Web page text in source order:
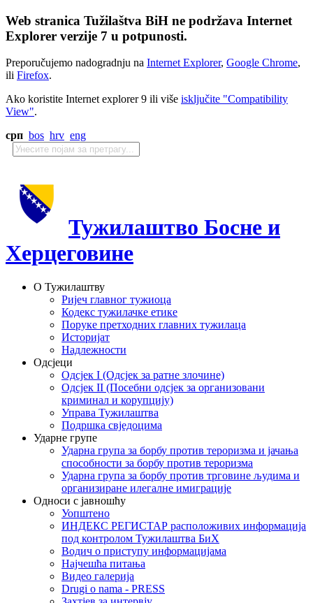
Web stranica Tužilaštva BiH ne podržava Internet
Explorer verzije 7 u potpunosti.
Preporučujemo nadogradnju na Internet Explorer, Google Chrome,
ili Firefox.
Ako koristite Internet explorer 9 ili više isključite "Compatibility
View".
срп bos hrv eng
Тужилаштво Босне и
Херцеговине
О Тужилаштву
Ријеч главног тужиоца
Кодекс тужилачке етике
Поруке претходних главних тужилаца
Историјат
Надлежности
Одсјеци
Одсјек I (Одсјек за ратне злочине)
Одсјек II (Посебни одсјек за организовани
криминал и корупцију)
Управа Тужилаштва
Подршка свједоцима
Ударне групе
Ударна група за борбу против тероризма и јачања
способности за борбу против тероризма
Ударна група за борбу против трговине људима и
организиране илегалне имиграције
Односи с јавношћу
Уопштено
ИНДЕКС РЕГИСТАР расположивих информација
под контролом Тужилаштва БиХ
Водич о приступу информацијама
Најчешћа питања
Видео галерија
Drugi o nama - PRESS